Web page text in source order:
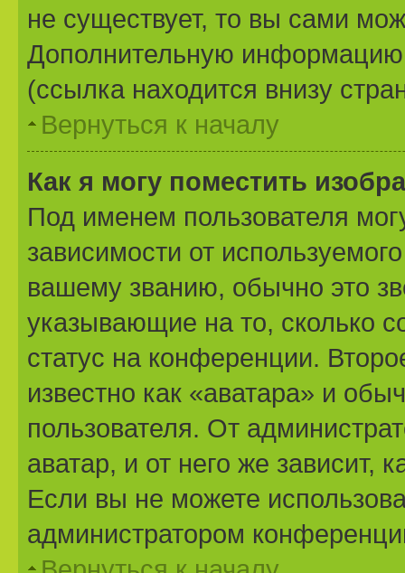
не существует, то вы сами
Дополнительную информацию
(ссылка находится внизу
Вернуться к началу
Как я могу поместить
Под именем пользователя
зависимости от
вашему званию, обычно это
указывающие на то, сколько
статус на конференции.
известно как «аватара» и
пользователя. От
аватар, и от него же зависит,
Если вы не можете
администратором